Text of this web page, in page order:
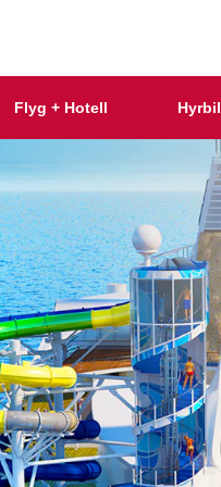
Flyg + Hotell Hyrbil